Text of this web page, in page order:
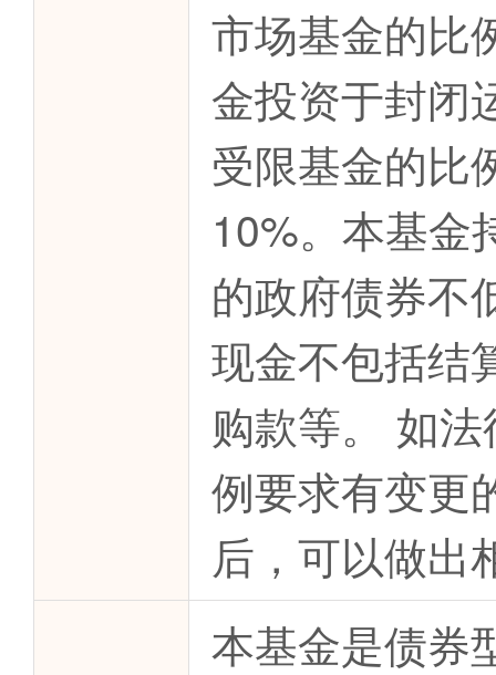
市场基金的比
金投资于封闭
受限基金的比
10%。本基金
的政府债券不
现金不包括结
购款等。 如
例要求有变更
后，可以做出
本基金是债券